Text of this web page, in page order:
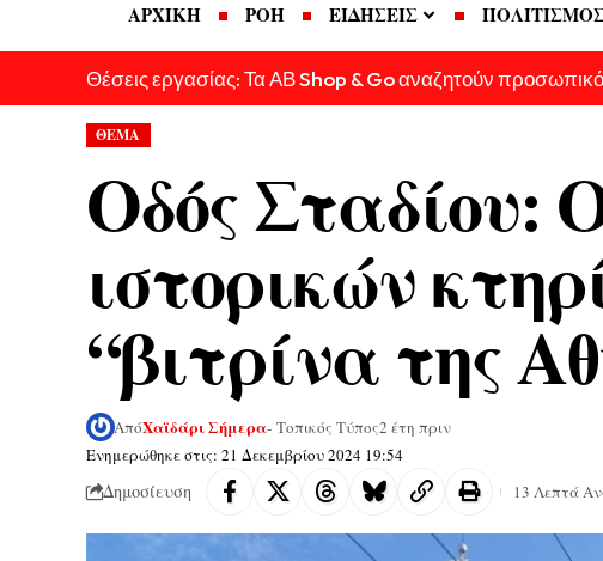
ΑΡΧΙΚΗ ΡΟΗ ΕΙΔΗΣΕΙΣ
Θέσεις εργασίας: Τα ΑΒ Shop & Go αναζητούν προσωπικό
ΘΕΜΑ
Οδός Σταδίου:
ιστορικών
“βιτρίνα της
Ενημερώθηκε στις: 21 Δεκεμβρίου 2024 19:54
ΑπόΧαϊδάρι Σήμερα- Τοπικός Τύπος2 έτη πριν
Δημοσίευση 13 Λεπτά